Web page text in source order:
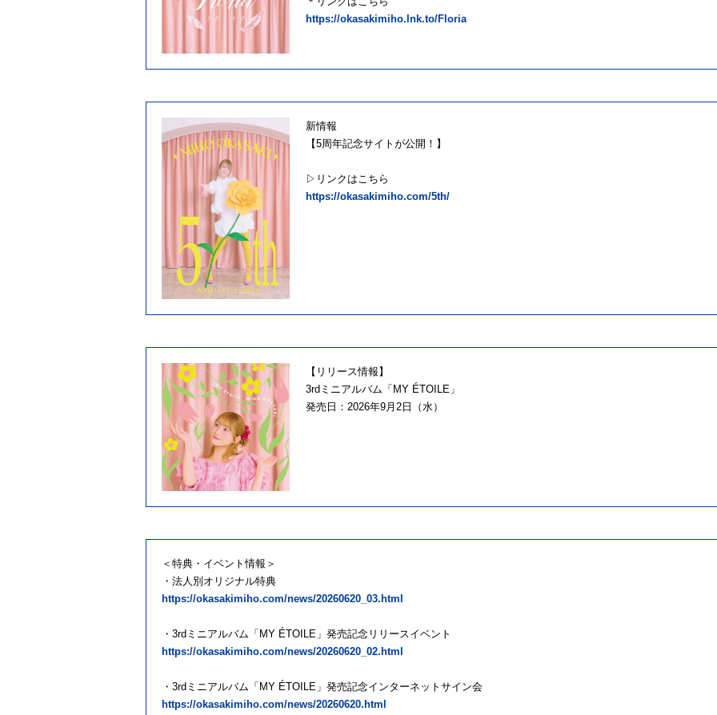
https://okasakimiho.lnk.to/Floria
新情報
【5周年記念サイトが公開！】
▷リンクはこちら
https://okasakimiho.com/5th/
【リリース情報】
3rdミニアルバム「MY ÉTOILE」
発売日：2026年9月2日（水）
＜特典・イベント情報＞
・法人別オリジナル特典
https://okasakimiho.com/news/20260620_03.html
・3rdミニアルバム「MY ÉTOILE」発売記念リリースイベント
https://okasakimiho.com/news/20260620_02.html
・3rdミニアルバム「MY ÉTOILE」発売記念インターネットサイン会
https://okasakimiho.com/news/20260620.html